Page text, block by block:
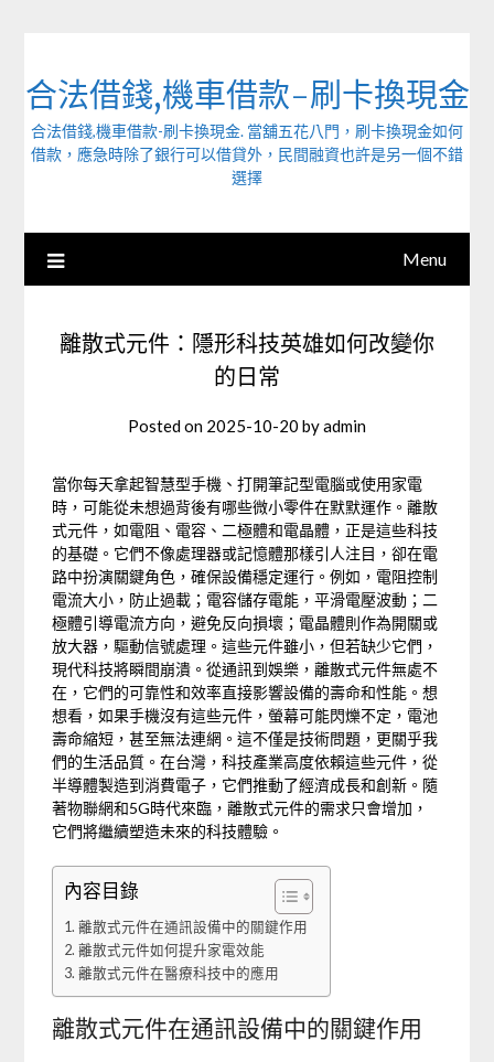
合法借錢,機車借款-刷卡換現金
合法借錢,機車借款-刷卡換現金. 當舖五花八門，刷卡換現金如何
借款，應急時除了銀行可以借貸外，民間融資也許是另一個不錯
選擇
Menu
離散式元件：隱形科技英雄如何改變你
的日常
Posted on 2025-10-20 byadmin
當你每天拿起智慧型手機、打開筆記型電腦或使用家電
時，可能從未想過背後有哪些微小零件在默默運作。離散
式元件，如電阻、電容、二極體和電晶體，正是這些科技
的基礎。它們不像處理器或記憶體那樣引人注目，卻在電
路中扮演關鍵角色，確保設備穩定運行。例如，電阻控制
電流大小，防止過載；電容儲存電能，平滑電壓波動；二
極體引導電流方向，避免反向損壞；電晶體則作為開關或
放大器，驅動信號處理。這些元件雖小，但若缺少它們，
現代科技將瞬間崩潰。從通訊到娛樂，離散式元件無處不
在，它們的可靠性和效率直接影響設備的壽命和性能。想
想看，如果手機沒有這些元件，螢幕可能閃爍不定，電池
壽命縮短，甚至無法連網。這不僅是技術問題，更關乎我
們的生活品質。在台灣，科技產業高度依賴這些元件，從
半導體製造到消費電子，它們推動了經濟成長和創新。隨
著物聯網和5G時代來臨，離散式元件的需求只會增加，
它們將繼續塑造未來的科技體驗。
內容目錄
離散式元件在通訊設備中的關鍵作用
離散式元件如何提升家電效能
離散式元件在醫療科技中的應用
離散式元件在通訊設備中的關鍵作用